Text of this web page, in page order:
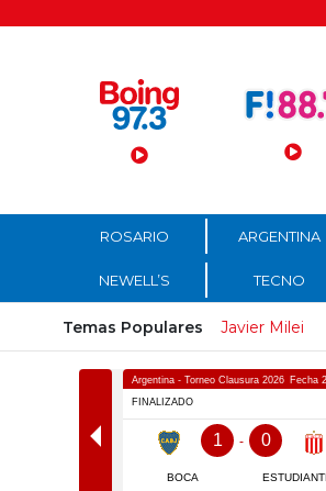
Menú Principal
ROSARIO ARGENTINA
NEWELL’S TECNO
Temas Populares Javier Milei